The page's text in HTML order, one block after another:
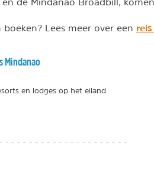
Lees meer over een
Mindanao
en lodges op het eiland